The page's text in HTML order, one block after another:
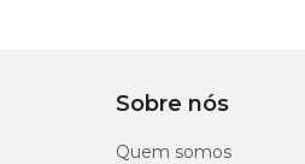
Sobre nós
Quem somos